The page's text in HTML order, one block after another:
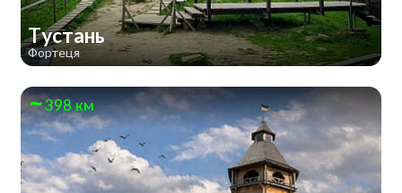
Тустань
Фортеця
398 км